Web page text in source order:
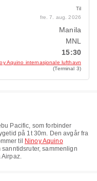
Til
fre. 7. aug. 2026
Manila
MNL
15:30
Aquino internasjonale lufthavn
(Terminal 3)
Pacific, som forbinder
på 1t 30m. Den avgår fra
til
Ninoy Aquino
sanntidsruter, sammenlign